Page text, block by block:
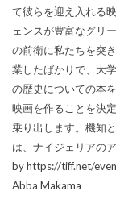
て彼らを迎え入れる
ェンスが豊富なグリ
の前衛に私たちを突
業したばかりで、大
の歴史についての本
映画を作ることを決
乗り出します。機知
は、ナイジェリアの
by https://tiff.net/
Abba Makama